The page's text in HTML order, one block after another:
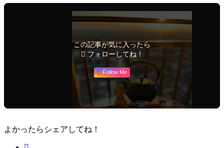
この記事が気に入ったら
フォローしてね！
Follow Me
よかったらシェアしてね！